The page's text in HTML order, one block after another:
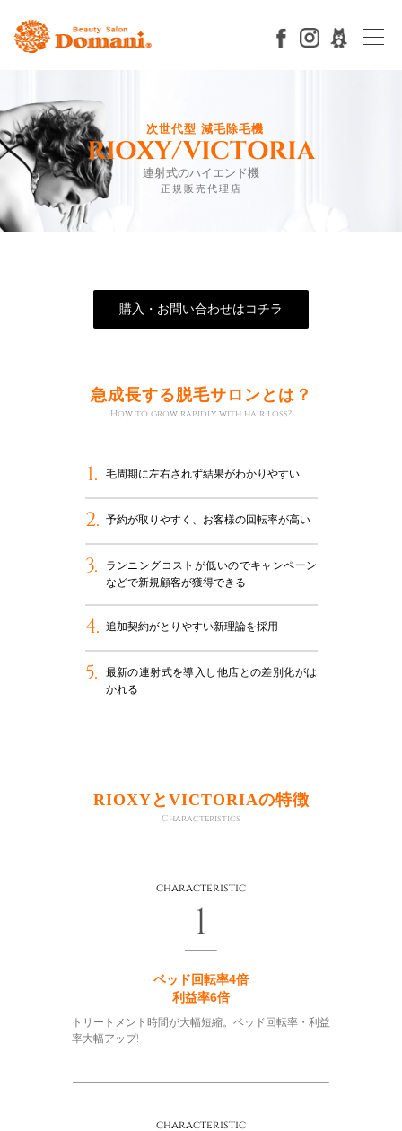
content
次世代型 減毛除毛機
RIOXY/VICTORIA
連射式のハイエンド機
正規販売代理店
購入・お問い合わせはコチラ
急成長する脱毛サロンとは？
How to grow rapidly with hair loss?
1. 毛周期に左右されず結果がわかりやすい
2. 予約が取りやすく、お客様の回転率が高い
3.
ランニングコストが低いのでキャンペーン
などで新規顧客が獲得できる
4. 追加契約がとりやすい新理論を採用
5.
最新の連射式を導入し他店との差別化がは
かれる
RIOXYとVICTORIAの特徴
Characteristics
characteristic
1
ベッド回転率4倍
利益率6倍
トリートメント時間が大幅短縮。ベッド回転率・利益
率大幅アップ!
characteristic